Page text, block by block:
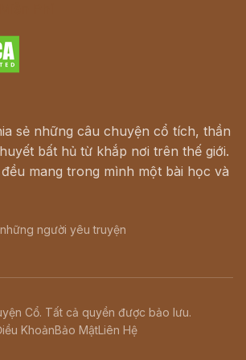
sẻ những câu chuyện cổ tích, thần
bất hủ từ khắp nơi trên thế giới.
mang trong mình một bài học và
người yêu truyện
Cổ. Tất cả quyền được bảo lưu.
KhoảnBảo MậtLiên Hệ